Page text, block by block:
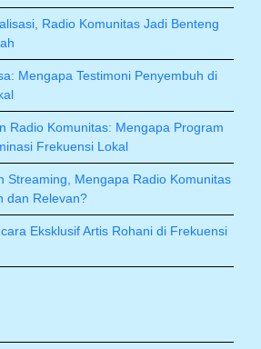
Radio Komunitas Jadi Benteng
Mengapa Testimoni Penyembuh di
Radio Komunitas: Mengapa Program
Frekuensi Lokal
Streaming, Mengapa Radio Komunitas
dan Relevan?
Eksklusif Artis Rohani di Frekuensi